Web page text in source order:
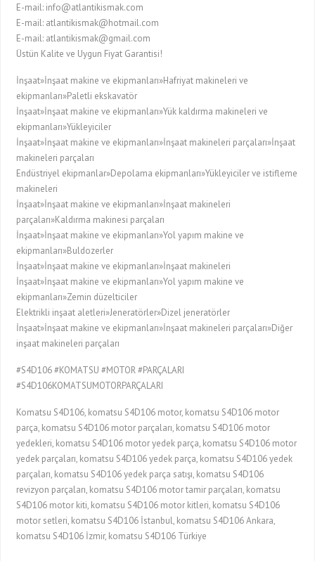
E-mail: info@atlantikismak.com
E-mail: atlantikismak@hotmail.com
E-mail: atlantikismak@gmail.com
Üstün Kalite ve Uygun Fiyat Garantisi!
İnşaat»İnşaat makine ve ekipmanları»Hafriyat makineleri ve
ekipmanları»Paletli ekskavatör
İnşaat»İnşaat makine ve ekipmanları»Yük kaldırma makineleri ve
ekipmanları»Yükleyiciler
İnşaat»İnşaat makine ve ekipmanları»İnşaat makineleri parçaları»İnşaat
makineleri parçaları
Endüstriyel ekipmanlar»Depolama ekipmanları»Yükleyiciler ve istifleme
makineleri
İnşaat»İnşaat makine ve ekipmanları»İnşaat makineleri
parçaları»Kaldırma makinesi parçaları
İnşaat»İnşaat makine ve ekipmanları»Yol yapım makine ve
ekipmanları»Buldozerler
İnşaat»İnşaat makine ve ekipmanları»İnşaat makineleri
İnşaat»İnşaat makine ve ekipmanları»Yol yapım makine ve
ekipmanları»Zemin düzelticiler
Elektrikli inşaat aletleri»Jeneratörler»Dizel jeneratörler
İnşaat»İnşaat makine ve ekipmanları»İnşaat makineleri parçaları»Diğer
inşaat makineleri parçaları
#S4D106 #KOMATSU #MOTOR #PARÇALARI
#S4D106KOMATSUMOTORPARÇALARI
Komatsu S4D106, komatsu S4D106 motor, komatsu S4D106 motor
parça, komatsu S4D106 motor parçaları, komatsu S4D106 motor
yedekleri, komatsu S4D106 motor yedek parça, komatsu S4D106 motor
yedek parçaları, komatsu S4D106 yedek parça, komatsu S4D106 yedek
parçaları, komatsu S4D106 yedek parça satışı, komatsu S4D106
revizyon parçaları, komatsu S4D106 motor tamir parçaları, komatsu
S4D106 motor kiti, komatsu S4D106 motor kitleri, komatsu S4D106
motor setleri, komatsu S4D106 İstanbul, komatsu S4D106 Ankara,
komatsu S4D106 İzmir, komatsu S4D106 Türkiye